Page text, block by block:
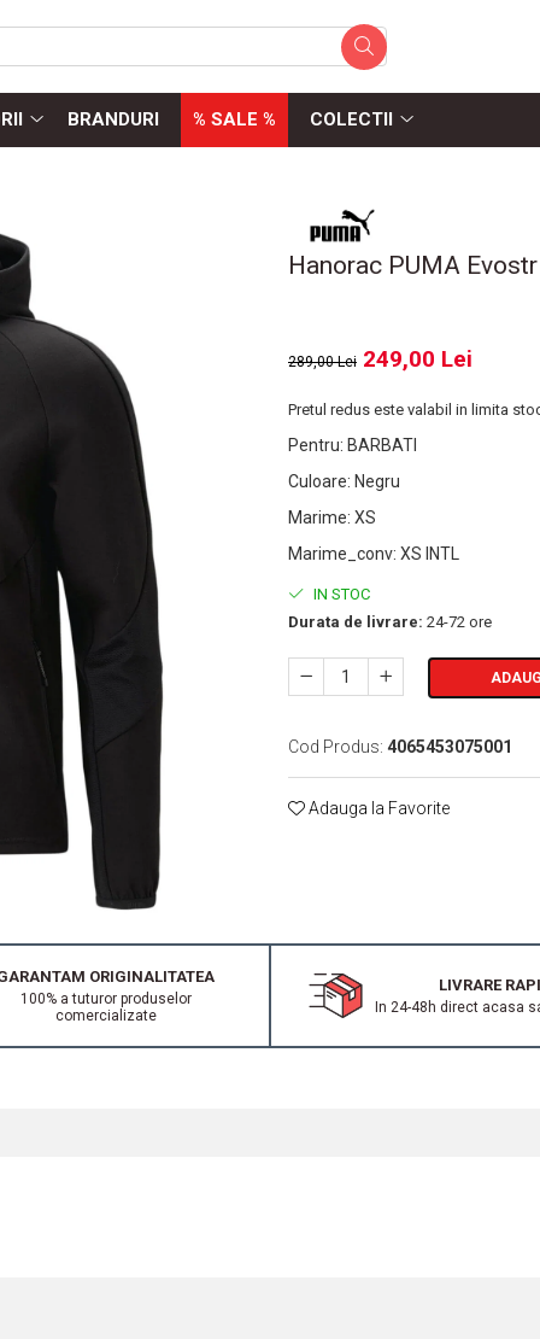
BRANDURI % SALE % COLECTII
Hanorac PUMA
289,00 Lei 249,00 Lei
Pretul redus este valabil in limita
Pentru: BARBATI
Culoare: Negru
Marime: XS
Marime_conv: XS INTL
IN STOC
Durata de livrare: 24-72 ore
Cod Produs: 4065453075001
Adauga la Favorite
ORIGINALITATEA
100% a tuturor produselor
comercializate
LIVRARE
In 24-48h direct acasa